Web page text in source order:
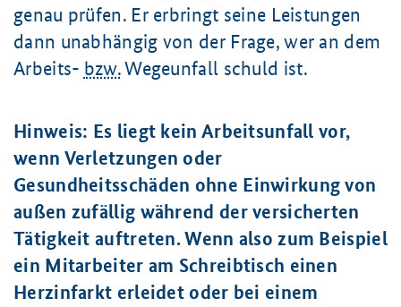
genau prüfen. Er erbringt seine Leistungen
dann unabhängig von der Frage, wer an dem
Arbeits- bzw.Wegeunfall schuld ist.
Hinweis: Es liegt kein Arbeitsunfall vor,
wenn Verletzungen oder
Gesundheitsschäden ohne Einwirkung von
außen zufällig während der versicherten
Tätigkeit auftreten. Wenn also zum Beispiel
ein Mitarbeiter am Schreibtisch einen
Herzinfarkt erleidet oder bei einem